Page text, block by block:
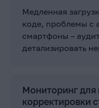
Медленная
коде, проблемы с
смартфоны –
детализировать
Мониторинг для
корректировки